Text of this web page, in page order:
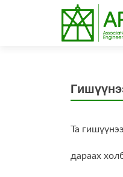
Та
дараах